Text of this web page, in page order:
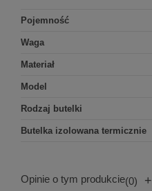
Pojemność
Waga
Materiał
Model
Rodzaj butelki
Butelka izolowana termicznie
Opinie o tym produkcie(0) +